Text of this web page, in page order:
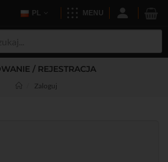
PL MENU
/ REJESTRACJA
Zaloguj